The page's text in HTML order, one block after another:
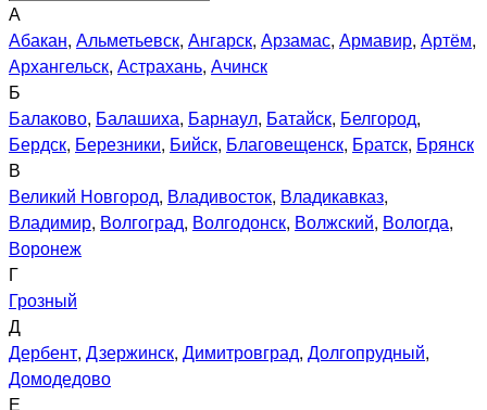
А
Абакан, Альметьевск, Ангарск, Арзамас, Армавир, Артём,
Архангельск, Астрахань, Ачинск
Б
Балаково, Балашиха, Барнаул, Батайск, Белгород,
Бердск, Березники, Бийск, Благовещенск, Братск, Брянск
В
Великий Новгород, Владивосток, Владикавказ,
Владимир, Волгоград, Волгодонск, Волжский, Вологда,
Воронеж
Г
Грозный
Д
Дербент, Дзержинск, Димитровград, Долгопрудный,
Домодедово
Е